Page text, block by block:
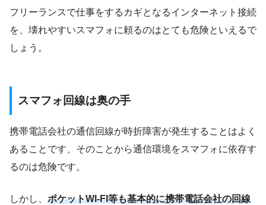
フリーランスで仕事をするカギとなるインターネット接続
を、壊れやすいスマフォに頼るのはとても危険といえるで
しょう。
スマフォ回線は奥の手
携帯電話会社の通信回線が時折障害が発生することはよく
あることです、そのことから通信環境をスマフォに依存す
るのは危険です。
しかし、 ポケットWI-FI等も基本的に携帯電話会社の回線